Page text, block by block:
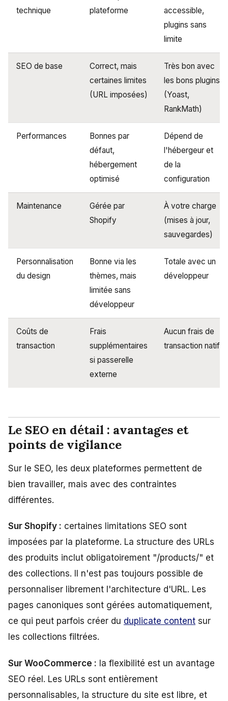
technique
plateforme
accessible,
plugins sans
limite
SEO de base
Correct, mais
certaines limites
(URL imposées)
Très bon avec
les bons plugins
(Yoast,
RankMath)
Performances
Bonnes par
défaut,
hébergement
optimisé
Dépend de
l'hébergeur et
de la
configuration
Maintenance
Gérée par
Shopify
À votre charge
(mises à jour,
sauvegardes)
Personnalisation
du design
Bonne via les
thèmes, mais
limitée sans
développeur
Totale avec un
développeur
Coûts de
transaction
Frais
supplémentaires
si passerelle
externe
Aucun frais de
transaction natif
Le SEO en détail : avantages et
points de vigilance
Sur le SEO, les deux plateformes permettent de
bien travailler, mais avec des contraintes
différentes.
Sur Shopify : certaines limitations SEO sont
imposées par la plateforme. La structure des URLs
des produits inclut obligatoirement "/products/" et
des collections. Il n'est pas toujours possible de
personnaliser librement l'architecture d'URL. Les
pages canoniques sont gérées automatiquement,
ce qui peut parfois créer du duplicate content sur
les collections filtrées.
Sur WooCommerce : la flexibilité est un avantage
SEO réel. Les URLs sont entièrement
personnalisables, la structure du site est libre, et